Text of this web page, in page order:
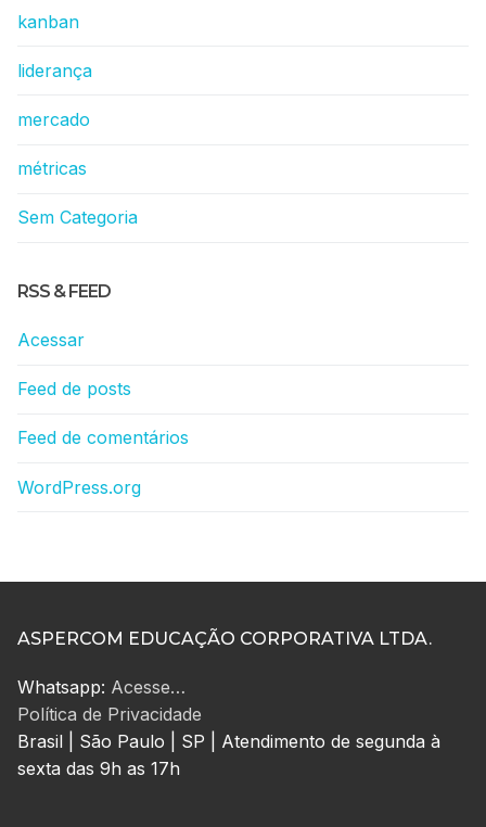
kanban
liderança
mercado
métricas
Sem Categoria
RSS & FEED
Acessar
Feed de posts
Feed de comentários
WordPress.org
ASPERCOM EDUCAÇÃO CORPORATIVA LTDA.
Whatsapp: Acesse…
Política de Privacidade
Brasil | São Paulo | SP | Atendimento de segunda à
sexta das 9h as 17h